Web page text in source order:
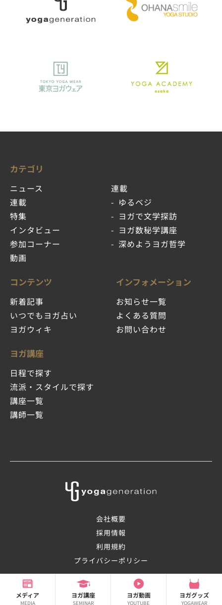
メディア
MEDIA
ヨガ講座
SEMINAR
ヨガ動画
YOUTUBE
ヨガグッズ
YOGAWEAR
カテゴリ
ニュース
連載
特集
インタビュー
参加コーナー
動画
連載
ゆるベジ
ヨガで文学探訪
ヨガ数秘学講座
深めようヨガ哲学
コンテンツ
新着記事
いつでもヨガ占い
ヨガウィキ
ヨガ講座
日程で探す
流派・スタイルで探す
講座一覧
講師一覧
インフォメーション
お知らせ一覧
よくある質問
お問い合わせ
会社概要
採用情報
利用規約
プライバシーポリシー
©2008-2026 OHANAsmile Inc.